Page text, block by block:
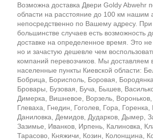
Возможна доставка Двери Goldy Abwehr
области на расстояние до 100 км нашим
непосредственно по Вашему адресу. При
большинстве случаев есть возможность
доставке на определенное время. Это не
но и зачастую дешевле чем
компаний перевозчиков. Мы доставляем
населенные пункты Киевской области:
Бобрица, Борисполь, Боровая,
Бровары, Бузовая, Буча, Бышев,
Димерка, Вишневое, Ворзель,
Глеваха, Гнедин, Гоголев, Гора, Горенка,
Даниловка, Демидов, Дударков, Дымер,
Зазимье, Иванков, Ирпень, Калиновка,
Тарасово, Княжичи, Козин, Колонщина,